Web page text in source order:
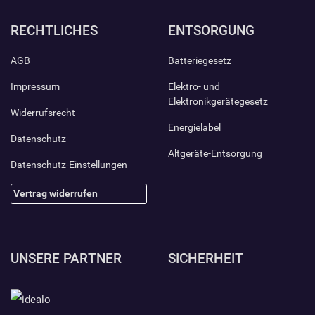
RECHTLICHES
AGB
Impressum
Widerrufsrecht
Datenschutz
Datenschutz-Einstellungen
Vertrag widerrufen
ENTSORGUNG
Batteriegesetz
Elektro- und
Elektronikgerätegesetz
Energielabel
Altgeräte-Entsorgung
UNSERE PARTNER SICHERHEIT